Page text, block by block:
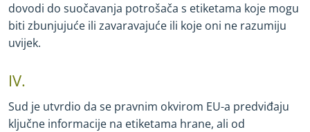
dovodi do suočavanja potrošača s etiketama koje mogu
biti zbunjujuće ili zavaravajuće ili koje oni ne razumiju
uvijek.
IV.
Sud je utvrdio da se pravnim okvirom EU-a predviđaju
ključne informacije na etiketama hrane, ali od